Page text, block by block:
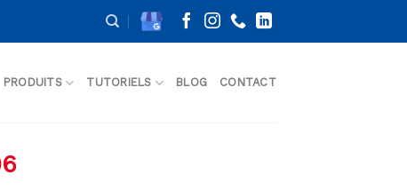
PRODUITS TUTORIELS BLOG CONTACT